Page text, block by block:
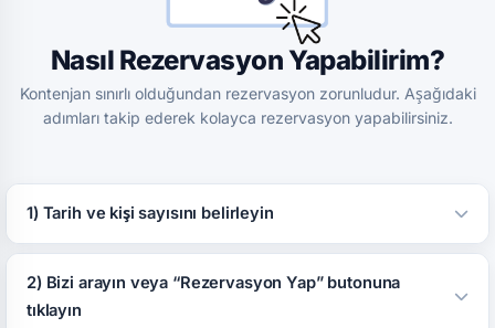
Nasıl Rezervasyon Yapabilirim?
Kontenjan sınırlı olduğundan rezervasyon zorunludur. Aşağıdaki
adımları takip ederek kolayca rezervasyon yapabilirsiniz.
1) Tarih ve kişi sayısını belirleyin
2) Bizi arayın veya “Rezervasyon Yap” butonuna
tıklayın